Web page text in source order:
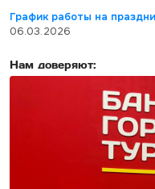
График работы на
06.03.2026
Нам доверяют: